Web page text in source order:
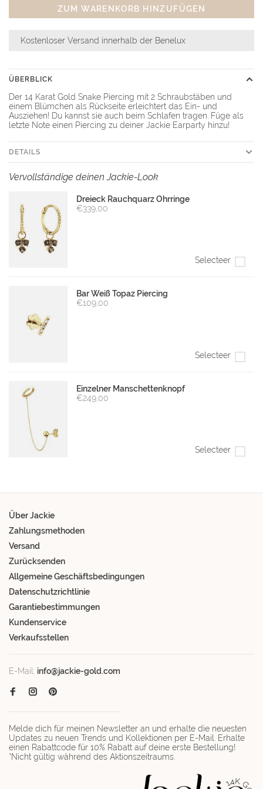
ZUM WARENKORB HINZUFÜGEN
Kostenloser Versand innerhalb der Benelux
ÜBERBLICK
Der 14 Karat Gold Snake Piercing mit 2 Schraubstäben und
einem Blümchen als Rückseite erleichtert das Ein- und
Ausziehen! Du kannst sie auch beim Schlafen tragen. Füge als
letzte Note einen Piercing zu deiner Jackie Earparty hinzu!
DETAILS
Vervollständige deinen Jackie-Look
Dreieck Rauchquarz Ohrringe
€339,00
Selecteer
Bar Weiß Topaz Piercing
€109,00
Selecteer
Einzelner Manschettenknopf
€249,00
Selecteer
Über Jackie
Zahlungsmethoden
Versand
Zurücksenden
Allgemeine Geschäftsbedingungen
Datenschutzrichtlinie
Garantiebestimmungen
Kundenservice
Verkaufsstellen
E-Mail: info@jackie-gold.com
Melde dich für meinen Newsletter an und erhalte die neuesten
Updates zu neuen Trends und Kollektionen per E-Mail. Erhalte
einen Rabattcode für 10% Rabatt auf deine erste Bestellung!
*Nicht gültig während des Aktionszeitraums.